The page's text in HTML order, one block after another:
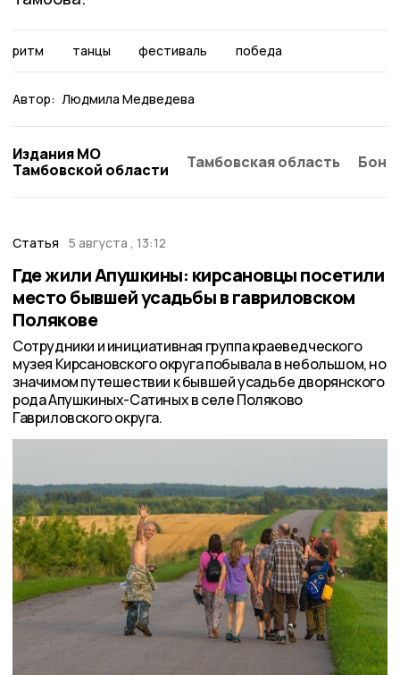
ритм танцы фестиваль победа
Автор: Людмила Медведева
Издания МО
Тамбовской области
Тамбовская область
Статья 5 августа , 13:12
Где жили Апушкины: кирсановцы посетили
место бывшей усадьбы в гавриловском
Полякове
Сотрудники и инициативная группа краеведческого
музея Кирсановского округа побывала в небольшом, но
значимом путешествии к бывшей усадьбе дворянского
рода Апушкиных-Сатиных в селе Поляково
Гавриловского округа.